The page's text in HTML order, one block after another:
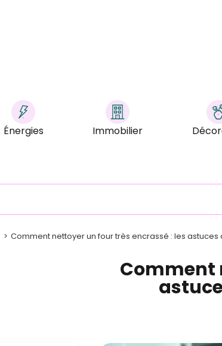
Énergies Immobilier
Comment nettoyer un four très encrassé : les
Comment